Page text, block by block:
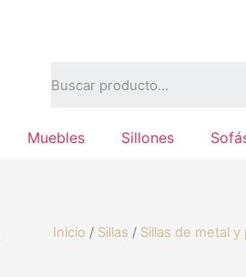
Muebles Sillones
Inicio / Sillas / Sillas de metal y